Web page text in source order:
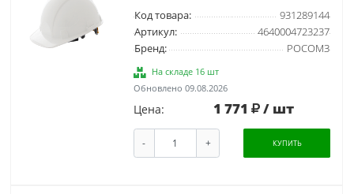
Код товара:
931289144
Артикул:
4640004723237
Бренд:
РОСОМЗ
На складе 16 шт
Обновлено 09.08.2026
Цена: 1 771 / шт
- + КУПИТЬ